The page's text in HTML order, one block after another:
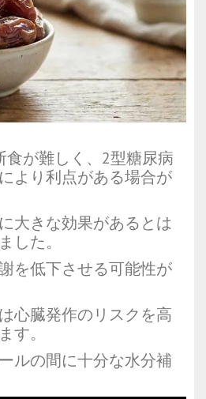
食が難しく、2型糖尿病
より利点がある場合が
大きな効果があるとは
した。
を低下させる可能性が
心臓発作のリスクを高
す。
ルの間に十分な水分補